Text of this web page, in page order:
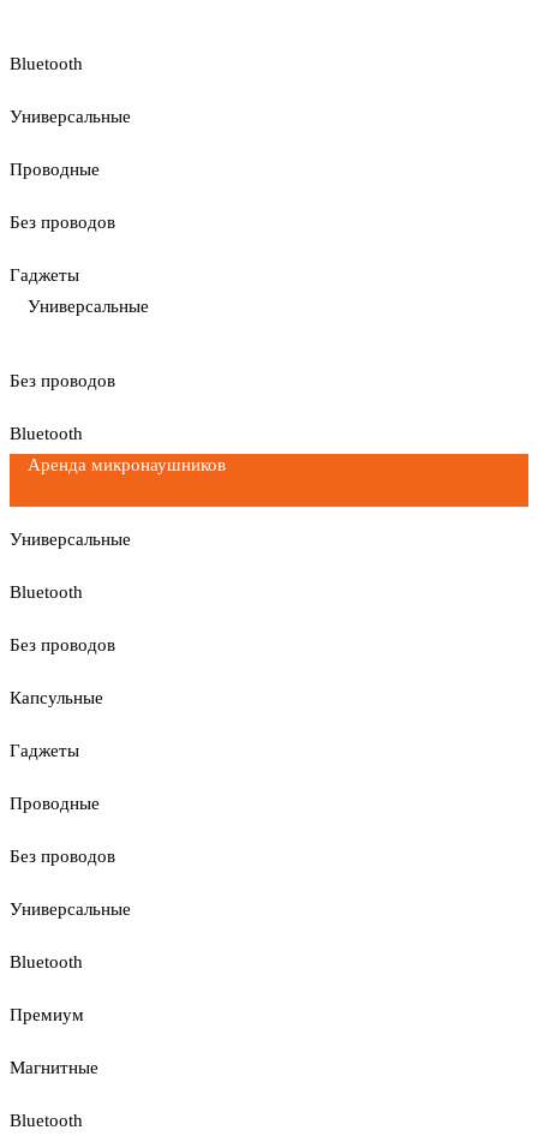
Bluetooth
Универсальные
Проводные
Без проводов
Гаджеты
Универсальные
Без проводов
Bluetooth
Аренда микронаушников
Универсальные
Bluetooth
Без проводов
Капсульные
Гаджеты
Проводные
Без проводов
Универсальные
Bluetooth
Премиум
Магнитные
Bluetooth